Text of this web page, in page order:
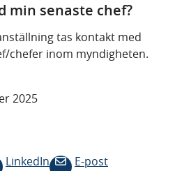
min senaste chef?
tas kontakt med
chefer inom myndigheten.
2025
LinkedIn E-post